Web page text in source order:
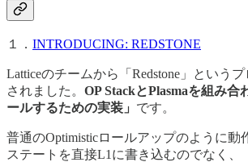
１． INTRODUCING: REDSTONE
Latticeのチームから「Redstone」という
されました。 OP StackとPlasmaを組み合
ールするための実装」 です。
普通のOptimisticロールアップのように動
ステートを直接L1に書き込むのでなく、